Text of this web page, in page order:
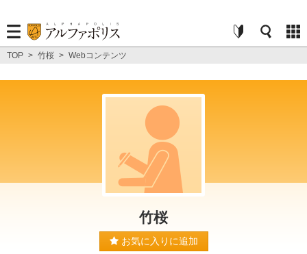
TOP > 竹桜 > Webコンテンツ
竹桜
お気に入りに追加